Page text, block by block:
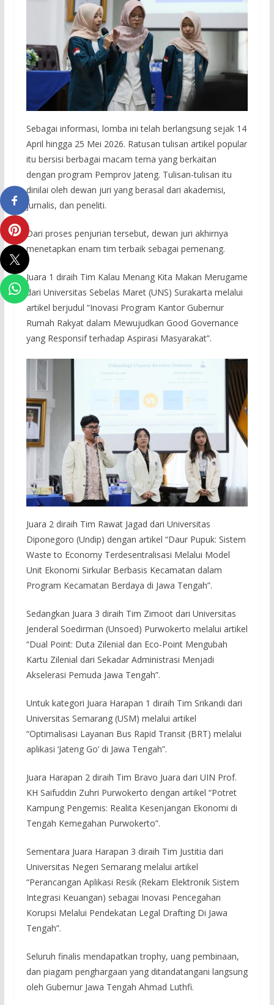
Sebagai informasi, lomba ini telah berlangsung sejak 14
April hingga 25 Mei 2026. Ratusan tulisan artikel popular
itu bersisi berbagai macam tema yang berkaitan
dengan program Pemprov Jateng. Tulisan-tulisan itu
dinilai oleh dewan juri yang berasal dari akademisi,
jurnalis, dan peneliti.
Dari proses penjurian tersebut, dewan juri akhirnya
menetapkan enam tim terbaik sebagai pemenang.
Juara 1 diraih Tim Kalau Menang Kita Makan Merugame
dari Universitas Sebelas Maret (UNS) Surakarta melalui
artikel berjudul “Inovasi Program Kantor Gubernur
Rumah Rakyat dalam Mewujudkan Good Governance
yang Responsif terhadap Aspirasi Masyarakat”.
Juara 2 diraih Tim Rawat Jagad dari Universitas
Diponegoro (Undip) dengan artikel “Daur Pupuk: Sistem
Waste to Economy Terdesentralisasi Melalui Model
Unit Ekonomi Sirkular Berbasis Kecamatan dalam
Program Kecamatan Berdaya di Jawa Tengah”.
Sedangkan Juara 3 diraih Tim Zimoot dari Universitas
Jenderal Soedirman (Unsoed) Purwokerto melalui artikel
“Dual Point: Duta Zilenial dan Eco-Point Mengubah
Kartu Zilenial dari Sekadar Administrasi Menjadi
Akselerasi Pemuda Jawa Tengah”.
Untuk kategori Juara Harapan 1 diraih Tim Srikandi dari
Universitas Semarang (USM) melalui artikel
“Optimalisasi Layanan Bus Rapid Transit (BRT) melalui
aplikasi ‘Jateng Go’ di Jawa Tengah”.
Juara Harapan 2 diraih Tim Bravo Juara dari UIN Prof.
KH Saifuddin Zuhri Purwokerto dengan artikel “Potret
Kampung Pengemis: Realita Kesenjangan Ekonomi di
Tengah Kemegahan Purwokerto”.
Sementara Juara Harapan 3 diraih Tim Justitia dari
Universitas Negeri Semarang melalui artikel
“Perancangan Aplikasi Resik (Rekam Elektronik Sistem
Integrasi Keuangan) sebagai Inovasi Pencegahan
Korupsi Melalui Pendekatan Legal Drafting Di Jawa
Tengah”.
Seluruh finalis mendapatkan trophy, uang pembinaan,
dan piagam penghargaan yang ditandatangani langsung
oleh Gubernur Jawa Tengah Ahmad Luthfi.